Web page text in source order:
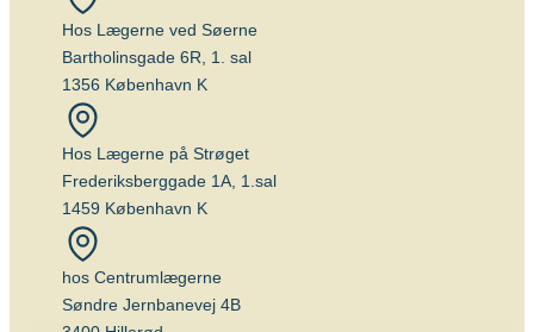
Hos Lægerne ved Søerne
Bartholinsgade 6R, 1. sal
1356 København K
Hos Lægerne på Strøget
Frederiksberggade 1A, 1.sal
1459 København K
hos Centrumlægerne
Søndre Jernbanevej 4B